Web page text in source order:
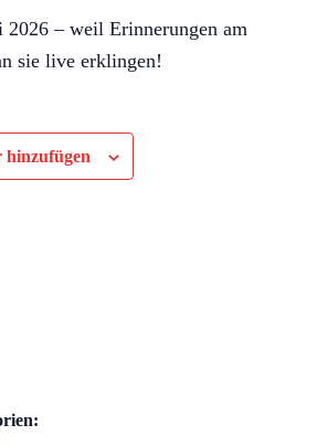
– weil Erinnerungen am
sie live erklingen!
hinzufügen